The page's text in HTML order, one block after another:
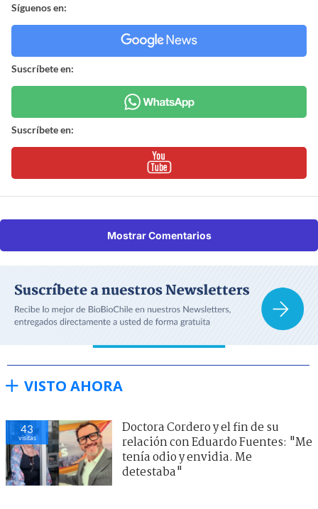
Síguenos en:
Suscríbete en:
Suscríbete en:
Mostrar Comentarios
VISTO AHORA
43
visitas
Doctora Cordero y el fin de su
relación con Eduardo Fuentes: "Me
tenía odio y envidia. Me
detestaba"